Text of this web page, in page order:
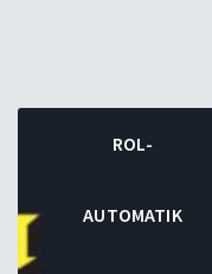
ROL-
AUTOMATIK